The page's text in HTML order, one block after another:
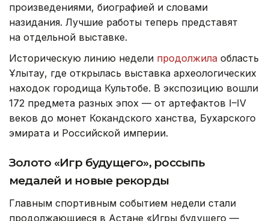
произведениями, биографией и словами
назидания. Лучшие работы теперь представят
на отдельной выставке.
Историческую линию недели продолжила область
Ұлытау, где открылась выставка археологических
находок городища Культобе. В экспозицию вошли
172 предмета разных эпох — от артефактов I–IV
веков до монет Кокандского ханства, Бухарского
эмирата и Российской империи.
Золото «Игр будущего», россыпь
медалей и новые рекорды
Главным спортивным событием недели стали
продолжающиеся в Астане «Игры будущего —